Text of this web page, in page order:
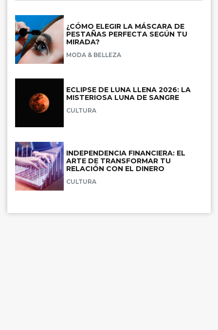
¿CÓMO ELEGIR LA MÁSCARA DE
PESTAÑAS PERFECTA SEGÚN TU
MIRADA?
MODA & BELLEZA
ECLIPSE DE LUNA LLENA 2026: LA
MISTERIOSA LUNA DE SANGRE
CULTURA
INDEPENDENCIA FINANCIERA: EL
ARTE DE TRANSFORMAR TU
RELACIÓN CON EL DINERO
CULTURA